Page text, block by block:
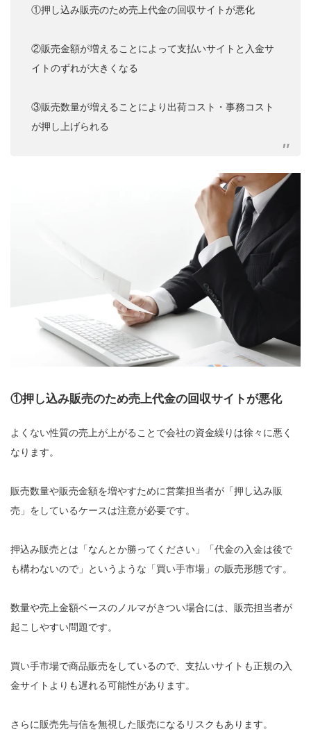
①押し込み販売のため売上代金の回収サイトが悪化
②販売金額が増えることによって支払いサイトと入金サ
イトのずれが大きくなる
③販売数量が増えることにより出荷コスト・事務コスト
が押し上げられる
①押し込み販売のため売上代金の回収サイトが悪化
よくない性質の売上が上がることで会社の資金繰りは徐々に悪く
なります。
販売数量や販売金額を増やすために営業担当者が「押し込み販
売」をしているケースは注意が必要です。
押込み販売とは「なんとか勝ってください」「代金の入金は後で
も構わないので」というような「買い手市場」の販売形態です。
数量や売上金額ベースのノルマがきつい場合には、販売担当者が
起こしやすい問題です。
買い手市場で商品販売をしているので、支払いサイトも正規の入
金サイトよりも遅れる可能性があります。
さらに販売先与信を無視した販売になるリスクもあります。